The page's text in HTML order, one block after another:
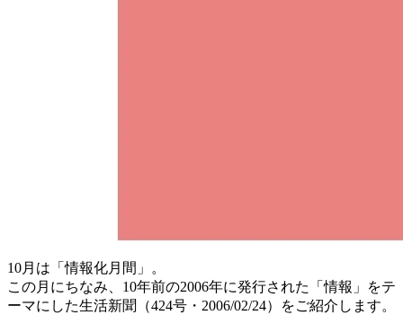
10月は「情報化月間」。
この月にちなみ、10年前の2006年に発行された「情報」をテ
ーマにした生活新聞（424号・2006/02/24）をご紹介します。